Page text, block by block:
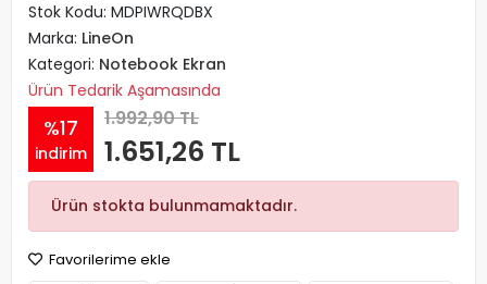
Stok Kodu: MDPIWRQDBX
Marka: LineOn
Kategori: Notebook Ekran
Ürün Tedarik Aşamasında
%17
indirim
1.992,90 TL
1.651,26 TL
Ürün stokta bulunmamaktadır.
Favorilerime ekle